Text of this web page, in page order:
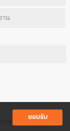
ยอมรับ
าน
Co.,Ltd.